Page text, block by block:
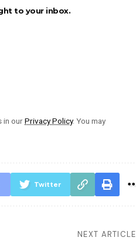
to your inbox.
in ourPrivacy Policy. You may
Twitter
NEXT ARTICLE